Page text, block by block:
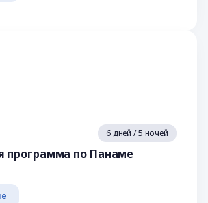
6 дней / 5 ночей
программа по Панаме